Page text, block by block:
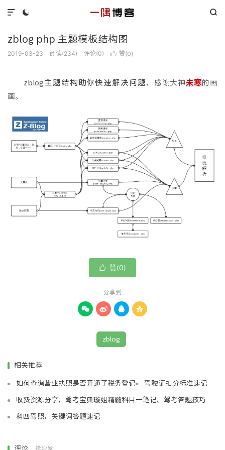
 

zblog php 主题模板结构图
2019-03-23 阅读(234) 评论(0)  赞(0)
zblog 主题结构助你快速解决问题 ，感谢大神 未寒的画
画。
 赞(0)
分享到
   
zblog
相关推荐
如何查询营业执照是否开通了税务登记 驾驶证扣分标准速记
收费资源分享，驾考宝典璇姐精髓科目一笔记、驾考答题技巧
科四驾照，关键词答题速记
抢沙发